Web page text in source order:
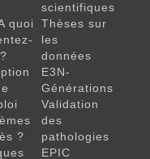
quoi
?
scientifiques
Thèses sur
les
données
E3N-
Générations
Validation
des
pathologies
EPIC